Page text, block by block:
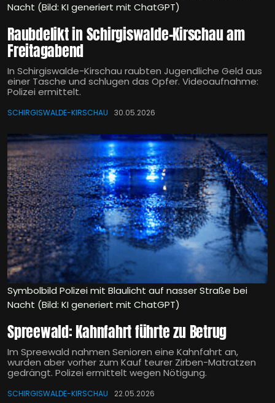
Nacht (Bild: KI generiert mit ChatGPT)
Raubdelikt in Schirgiswalde-Kirschau am
Freitagabend
In Schirgiswalde-Kirschau raubten Jugendliche Geld aus
einer Tasche und schlugen das Opfer. Videoaufnahme:
Polizei ermittelt.
SCHIRGISWALDE-KIRSCHAU 30.05.2026
Symbolbild Polizei mit Blaulicht auf nasser Straße bei
Nacht (Bild: KI generiert mit ChatGPT)
Spreewald: Kahnfahrt führte zu Betrug
Im Spreewald nahmen Senioren eine Kahnfahrt an,
wurden aber vorher zum Kauf teurer Zirben-Matratzen
gedrängt. Polizei ermittelt wegen Nötigung.
SCHIRGISWALDE-KIRSCHAU 22.05.2026